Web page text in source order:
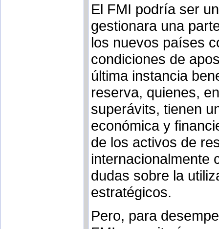
El FMI podría ser
gestionara una
los nuevos países
condiciones de
última instancia
reserva, quienes,
superávits, tienen
económica y
de los activos de
internacionalmente
dudas sobre la
estratégicos.
Pero, para